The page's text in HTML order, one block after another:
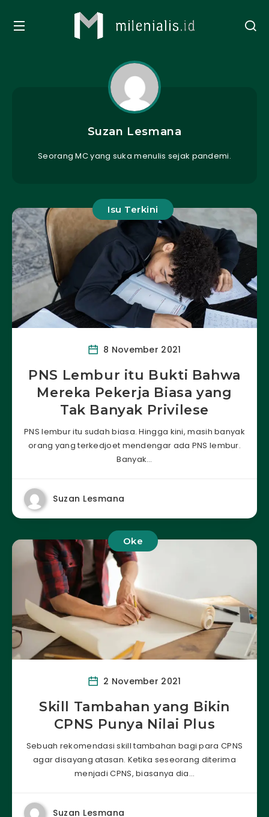
Suzan Lesmana
Seorang MC yang suka menulis sejak pandemi.
Isu Terkini
8 November 2021
PNS Lembur itu Bukti Bahwa
Mereka Pekerja Biasa yang
Tak Banyak Privilese
PNS lembur itu sudah biasa. Hingga kini, masih banyak
orang yang terkedjoet mendengar ada PNS lembur.
Banyak…
Suzan Lesmana
Oke
2 November 2021
Skill Tambahan yang Bikin
CPNS Punya Nilai Plus
Sebuah rekomendasi skill tambahan bagi para CPNS
agar disayang atasan. Ketika seseorang diterima
menjadi CPNS, biasanya dia…
Suzan Lesmana